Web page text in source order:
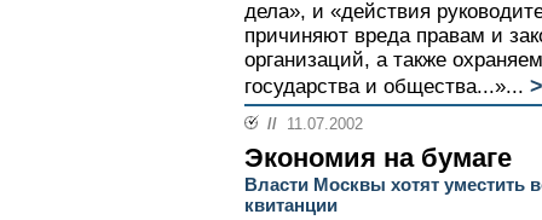
дела», и «действия
причиняют вреда правам и
организаций, а также
государства и общества...»...
// 11.07.2002
Экономия на бумаге
Власти Москвы хотят уместить
квитанции